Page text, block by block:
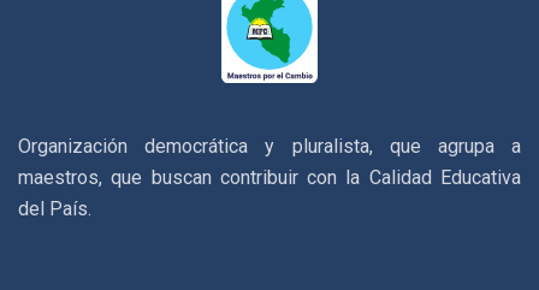
Organización democrática y pluralista, que agrupa a
maestros, que buscan contribuir con la Calidad Educativa
del País.